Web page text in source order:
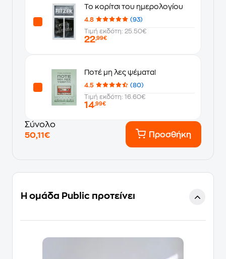
Το κορίτσι του ημερολογίου
4.8
(93)
Τιμή εκδότη: 25.50€
22,99€
Ποτέ μη λες ψέματα!
4.5
(80)
Τιμή εκδότη: 16.60€
14,99€
Σύνολο
50,11€
Προσθήκη
Η ομάδα Public προτείνει